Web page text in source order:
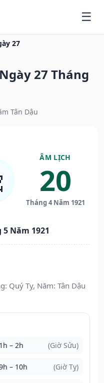
27
27 Tháng
Tân Dậu
ÂM LỊCH
20
Tháng 4 Năm 1921
Năm 1921
Quý Tỵ, Năm: Tân Dậu
1h – 2h (Giờ Sửu)
– 10h (Giờ Tỵ)